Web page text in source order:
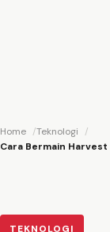
Home
Teknologi
Cara Bermain
TEKNOLOGI